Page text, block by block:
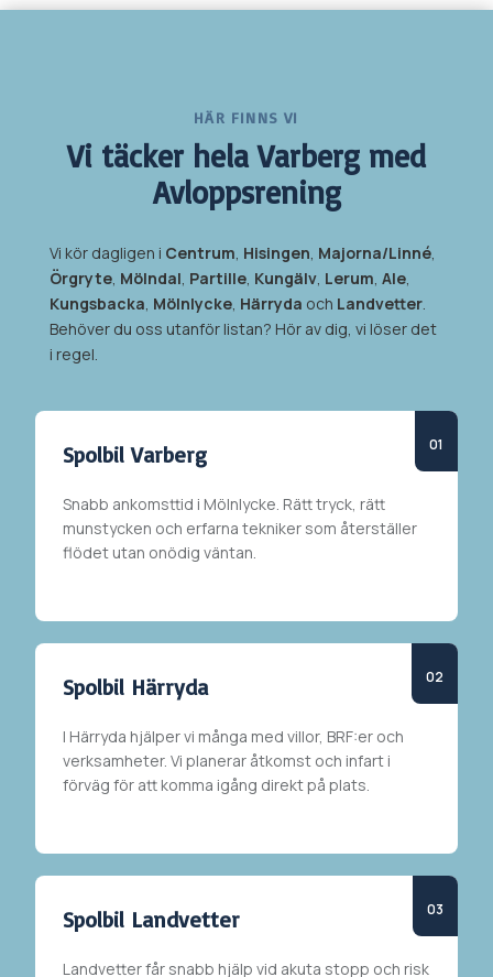
HÄR FINNS VI
Vi täcker helaVarberg med
Avloppsrening
Vi kör dagligen i Centrum, Hisingen, Majorna/Linné,
Örgryte, Mölndal, Partille, Kungälv, Lerum, Ale,
Kungsbacka, Mölnlycke, Härryda och Landvetter.
Behöver du oss utanför listan? Hör av dig, vi löser det
i regel.
SpolbilVarberg
Snabb ankomsttid i Mölnlycke. Rätt tryck, rätt
munstycken och erfarna tekniker som återställer
flödet utan onödig väntan.
Spolbil Härryda
I Härryda hjälper vi många med villor, BRF:er och
verksamheter. Vi planerar åtkomst och infart i
förväg för att komma igång direkt på plats.
Spolbil Landvetter
Landvetter får snabb hjälp vid akuta stopp och risk